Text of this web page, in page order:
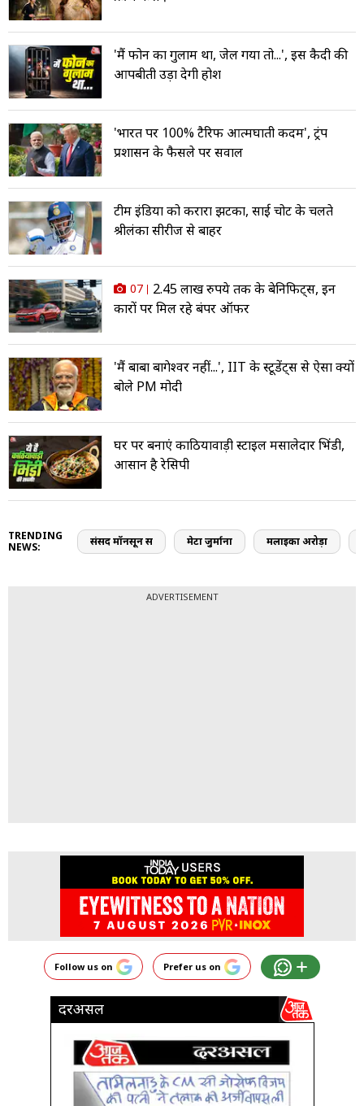
'मैं फोन का गुलाम था, जेल गया तो...', इस कैदी की
आपबीती उड़ा देगी होश
'भारत पर 100% टैरिफ आत्मघाती कदम', ट्रंप
प्रशासन के फैसले पर सवाल
टीम इंड‍िया को करारा झटका, साई चोट के चलते
श्रीलंका सीरीज से बाहर
07
2.45 लाख रुपये तक के बेनिफिट्स, इन
कारों पर मिल रहे बंपर ऑफर
'मैं बाबा बागेश्वर नहीं...', IIT के स्टूडेंट्स से ऐसा क्यों
बोले PM मोदी
घर पर बनाएं काठियावाड़ी स्टाइल मसालेदार भिंडी,
आसान है रेसिपी
ADVERTISEMENT
Follow us on Prefer us on
दरअसल
TRENDING
NEWS:
संसद मॉनसून सत्र मेटा जुर्माना मलाइका अरोड़ा